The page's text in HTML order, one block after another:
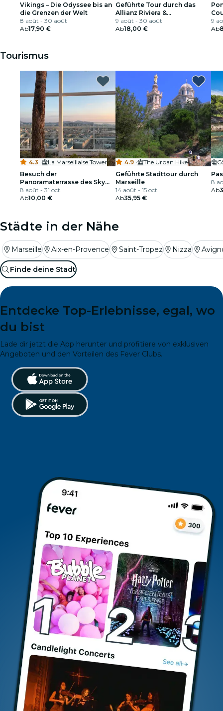
Vikings – Die Odyssee bis an
die Grenzen der Welt
8 août - 30 août
Ab17,90 €
Geführte Tour durch das
Allianz Riviera &
Nationalmuseum für Sport
9 août - 30 août
Ab18,00 €
9
Ab
Tourismus
4.3 ·
La Marseillaise Tower
Besuch der
Panoramaterrasse des Sky
Center
8 août - 31 oct.
Ab10,00 €
4.9 ·
The Urban Hike
Geführte Stadttour durch
Marseille
14 août - 15 oct.
Ab35,95 €
8
Ab
Städte in der Nähe
Marseille Aix-en-Provence Saint-Tropez Nizza
Finde deine Stadt
Entdecke Top-Erlebnisse, egal, wo
du bist
Lade dir jetzt die App herunter und profitiere von exklusiven
Angeboten und den Vorteilen des Fever Clubs.